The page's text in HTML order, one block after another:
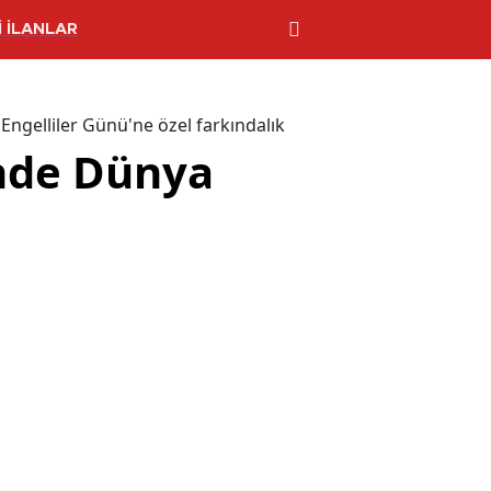
İLANLAR
Günü'ne özel farkındalık
Dünya